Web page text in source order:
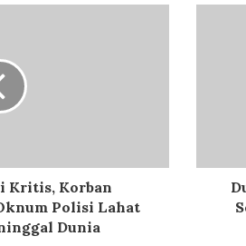
Kritis, Korban
Polisi Lahat
Dunia